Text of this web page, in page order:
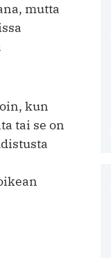
mutta
kun
tai se on